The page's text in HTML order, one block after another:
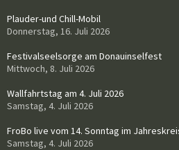
Plauder-und Chill-Mobil
Donnerstag, 16. Juli 2026
Festivalseelsorge am Donauinselfest
Mittwoch, 8. Juli 2026
Wallfahrtstag am 4. Juli 2026
Samstag, 4. Juli 2026
FroBo live vom 14. Sonntag im
Samstag, 4. Juli 2026